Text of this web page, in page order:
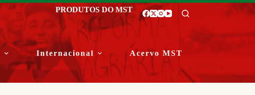
PRODUTOS DO MST
Internacional Acervo MST